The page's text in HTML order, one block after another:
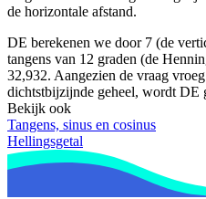
de horizontale afstand.
DE berekenen we door 7 (de
tangens van 12 graden (de
32,932. Aangezien de vraag
dichtstbijzijnde geheel, wordt DE
Bekijk ook
Tangens, sinus en cosinus
Hellingsgetal